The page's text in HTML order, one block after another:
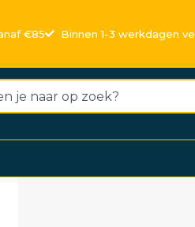
€85 Binnen 1-3 werkdagen